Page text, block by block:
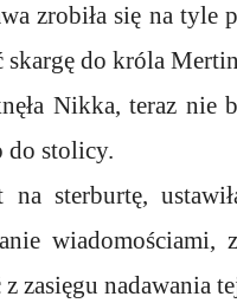
zrobiła się na tyle
skargę do króla
Nikka, teraz nie
do stolicy.
na sterburtę,
wiadomościami,
zasięgu nadawania